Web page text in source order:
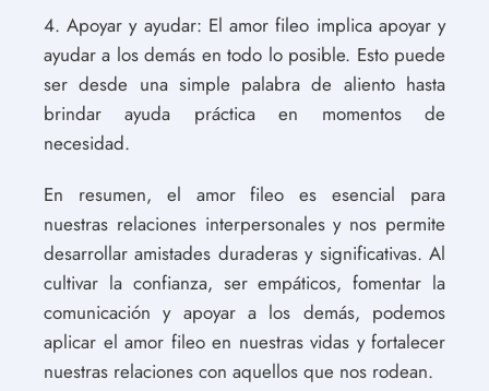
4. Apoyar y ayudar: El amor fileo implica apoyar y
ayudar a los demás en todo lo posible. Esto puede
ser desde una simple palabra de aliento hasta
brindar ayuda práctica en momentos de
necesidad.
En resumen, el amor fileo es esencial para
nuestras relaciones interpersonales y nos permite
desarrollar amistades duraderas y significativas. Al
cultivar la confianza, ser empáticos, fomentar la
comunicación y apoyar a los demás, podemos
aplicar el amor fileo en nuestras vidas y fortalecer
nuestras relaciones con aquellos que nos rodean.